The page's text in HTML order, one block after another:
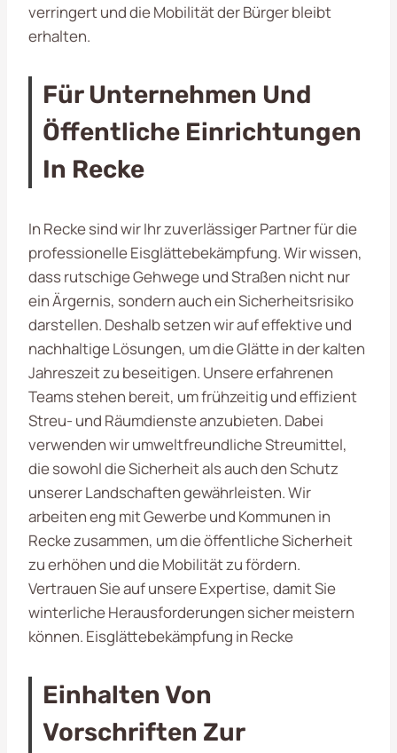
verringert und die Mobilität der Bürger bleibt
erhalten.
Für Unternehmen Und
Öffentliche Einrichtungen
In Recke
In Recke sind wir Ihr zuverlässiger Partner für die
professionelle Eisglättebekämpfung. Wir wissen,
dass rutschige Gehwege und Straßen nicht nur
ein Ärgernis, sondern auch ein Sicherheitsrisiko
darstellen. Deshalb setzen wir auf effektive und
nachhaltige Lösungen, um die Glätte in der kalten
Jahreszeit zu beseitigen. Unsere erfahrenen
Teams stehen bereit, um frühzeitig und effizient
Streu- und Räumdienste anzubieten. Dabei
verwenden wir umweltfreundliche Streumittel,
die sowohl die Sicherheit als auch den Schutz
unserer Landschaften gewährleisten. Wir
arbeiten eng mit Gewerbe und Kommunen in
Recke zusammen, um die öffentliche Sicherheit
zu erhöhen und die Mobilität zu fördern.
Vertrauen Sie auf unsere Expertise, damit Sie
winterliche Herausforderungen sicher meistern
können. Eisglättebekämpfung in Recke
Einhalten Von
Vorschriften Zur